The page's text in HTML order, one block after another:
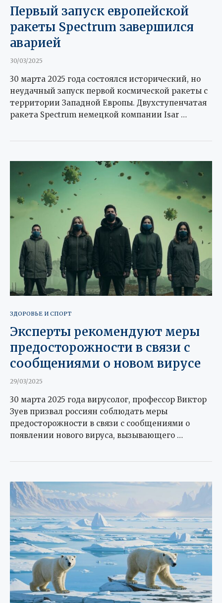
Первый запуск европейской
ракеты Spectrum завершился
аварией
30/03/2025
30 марта 2025 года состоялся исторический, но
неудачный запуск первой космической ракеты с
территории Западной Европы. Двухступенчатая
ракета Spectrum немецкой компании Isar …
ЗДОРОВЬЕ И СПОРТ
Эксперты рекомендуют меры
предосторожности в связи с
сообщениями о новом вирусе
29/03/2025
30 марта 2025 года вирусолог, профессор Виктор
Зуев призвал россиян соблюдать меры
предосторожности в связи с сообщениями о
появлении нового вируса, вызывающего …